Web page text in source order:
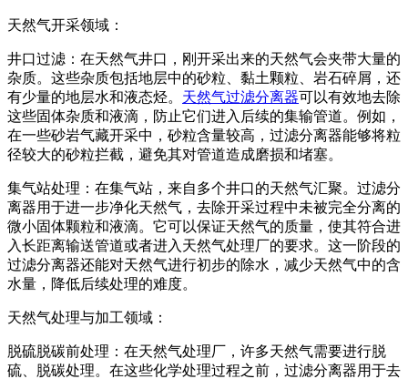
天然气开采领域：
井口过滤：在天然气井口，刚开采出来的天然气会夹带大量的
杂质。这些杂质包括地层中的砂粒、黏土颗粒、岩石碎屑，还
有少量的地层水和液态烃。 天然气过滤分离器可以有效地去除
这些固体杂质和液滴，防止它们进入后续的集输管道。例如，
在一些砂岩气藏开采中，砂粒含量较高，过滤分离器能够将粒
径较大的砂粒拦截，避免其对管道造成磨损和堵塞。
集气站处理：在集气站，来自多个井口的天然气汇聚。过滤分
离器用于进一步净化天然气，去除开采过程中未被完全分离的
微小固体颗粒和液滴。它可以保证天然气的质量，使其符合进
入长距离输送管道或者进入天然气处理厂的要求。这一阶段的
过滤分离器还能对天然气进行初步的除水，减少天然气中的含
水量，降低后续处理的难度。
天然气处理与加工领域：
脱硫脱碳前处理：在天然气处理厂，许多天然气需要进行脱
硫、脱碳处理。在这些化学处理过程之前，过滤分离器用于去